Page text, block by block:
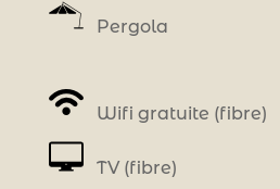
Pergola
Wifi gratuite (fibre)
TV (fibre)